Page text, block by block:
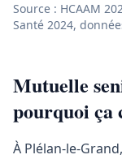
Source : HCAAM
Santé 2024,
Mutuelle
pourquoi ça
À Plélan-le-